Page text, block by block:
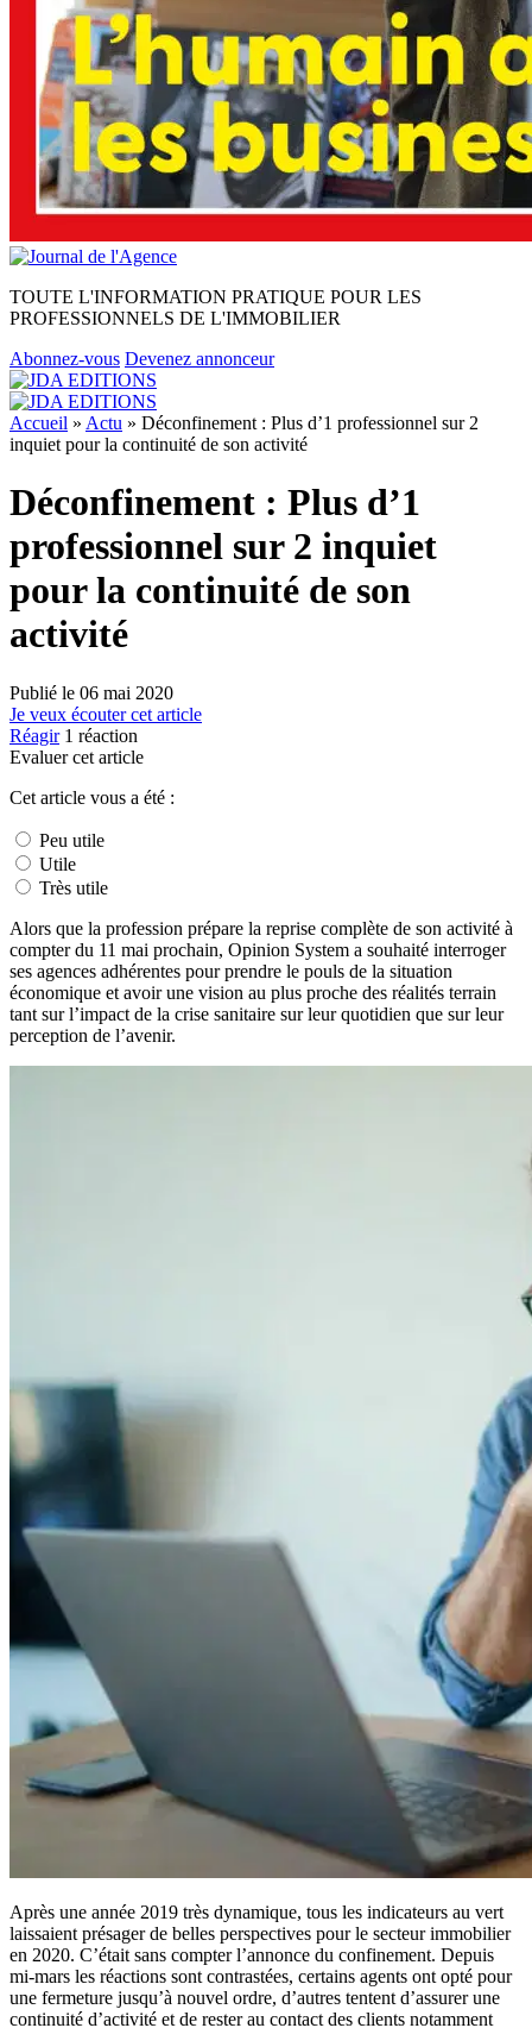
TOUTE L'INFORMATION PRATIQUE POUR LES
PROFESSIONNELS DE L'IMMOBILIER
Abonnez-vous Devenez annonceur
Accueil » Actu » Déconfinement : Plus d’1 professionnel sur 2
inquiet pour la continuité de son activité
Déconfinement : Plus d’1
professionnel sur 2 inquiet
pour la continuité de son
activité
Publié le 06 mai 2020
Je veux écouter cet article
Réagir 1 réaction
Evaluer cet article
Cet article vous a été :
Peu utile
Utile
Très utile
Alors que la profession prépare la reprise complète de son activité à
compter du 11 mai prochain, Opinion System a souhaité interroger
ses agences adhérentes pour prendre le pouls de la situation
économique et avoir une vision au plus proche des réalités terrain
tant sur l’impact de la crise sanitaire sur leur quotidien que sur leur
perception de l’avenir.
Après une année 2019 très dynamique, tous les indicateurs au vert
laissaient présager de belles perspectives pour le secteur immobilier
en 2020. C’était sans compter l’annonce du confinement. Depuis
mi-mars les réactions sont contrastées, certains agents ont opté pour
une fermeture jusqu’à nouvel ordre, d’autres tentent d’assurer une
continuité d’activité et de rester au contact des clients notamment